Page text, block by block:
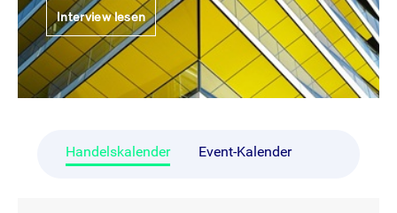
Interview lesen
Handelskalender Event-Kalender